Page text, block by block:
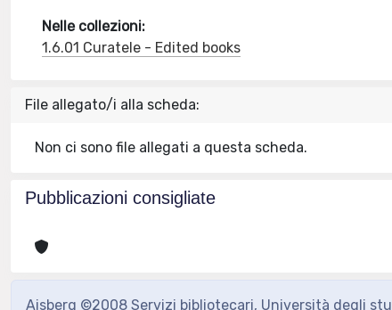
Nelle collezioni:
1.6.01 Curatele - Edited books
File allegato/i alla scheda:
Non ci sono file allegati a questa scheda.
Pubblicazioni consigliate
Aisberg ©2008 Servizi bibliotecari, Università degli